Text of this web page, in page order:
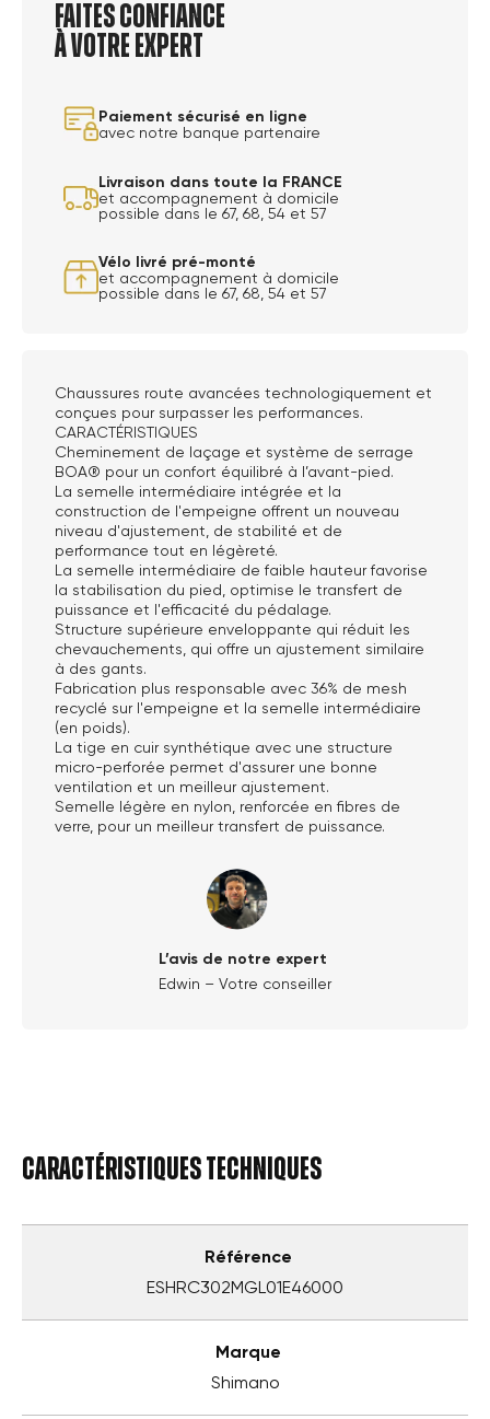
Faites confiance
à votre expert
Paiement sécurisé en ligne
avec notre banque partenaire
Livraison dans toute la FRANCE
et accompagnement à domicile
possible dans le 67, 68, 54 et 57
Vélo livré pré-monté
et accompagnement à domicile
possible dans le 67, 68, 54 et 57
Chaussures route avancées technologiquement et
conçues pour surpasser les performances.
CARACTÉRISTIQUES
Cheminement de laçage et système de serrage
BOA® pour un confort équilibré à l’avant-pied.
La semelle intermédiaire intégrée et la
construction de l'empeigne offrent un nouveau
niveau d'ajustement, de stabilité et de
performance tout en légèreté.
La semelle intermédiaire de faible hauteur favorise
la stabilisation du pied, optimise le transfert de
puissance et l'efficacité du pédalage.
Structure supérieure enveloppante qui réduit les
chevauchements, qui offre un ajustement similaire
à des gants.
Fabrication plus responsable avec 36% de mesh
recyclé sur l'empeigne et la semelle intermédiaire
(en poids).
La tige en cuir synthétique avec une structure
micro-perforée permet d'assurer une bonne
ventilation et un meilleur ajustement.
Semelle légère en nylon, renforcée en fibres de
verre, pour un meilleur transfert de puissance.
L’avis de notre expert
Edwin – Votre conseiller
Caractéristiques techniques
Référence
ESHRC302MGL01E46000
Marque
Shimano